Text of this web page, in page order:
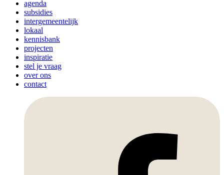
Footer
menu
agenda
subsidies
intergemeentelijk
lokaal
kennisbank
projecten
inspiratie
stel je vraag
over ons
contact
Facebook